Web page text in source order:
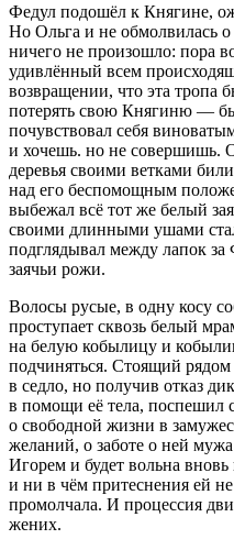
Федул подошёл к Княгине,
Но Ольга и не обмолвилась о
ничего не произошло: пора
удивлённый всем
возвращении, что эта тропа
потерять свою Княгиню —
почувствовал себя
и хочешь. но не совершишь.
деревья своими ветками
над его беспомощным
выбежал всё тот же белый
своими длинными ушами
подглядывал между лапок
заячьи рожи.
Волосы русые, в одну косу
проступает сквозь белый
на белую кобылицу и
подчиняться. Стоящий
в седло, но получив отказ
в помощи её тела, поспешил
о свободной жизни в
желаний, о заботе о ней
Игорем и будет вольна
и ни в чём притеснения ей
промолчала. И процессия
жених.